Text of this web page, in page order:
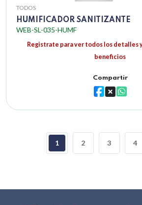
TODOS
HUMIFICADOR SANITIZANTE
WEB-SL-035-HUMF
Registrate para ver todos los detalles
beneficios
Compartir
1 2 3 4